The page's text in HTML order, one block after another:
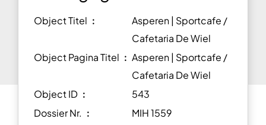
Object Titel ︰
Asperen | Sportcafe /
Cafetaria De Wiel
Object Pagina Titel ︰ Asperen | Sportcafe /
Cafetaria De Wiel
Object ID ︰
543
Dossier Nr. ︰
MIH 1559